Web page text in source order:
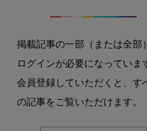
掲載記事の一部（または全部
ログインが必要になっていま
会員登録していただくと、す
の記事をご覧いただけます。